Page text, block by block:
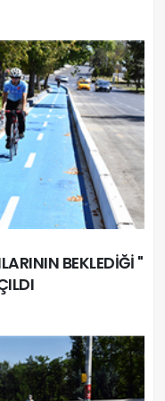
BEKLEDİĞİ "